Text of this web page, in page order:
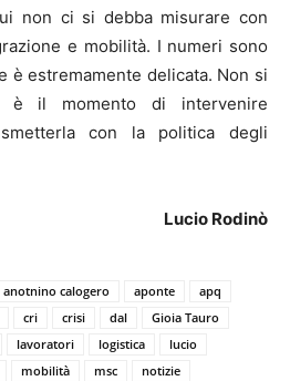
non ci si debba misurare con
e mobilità. I numeri sono
è estremamente delicata. Non si
è il momento di intervenire
con la politica degli
Lucio Rodinò
anotnino calogero aponte
apq
cri crisi dal
Gioia Tauro
lavoratori logistica
lucio
mobilità msc
notizie